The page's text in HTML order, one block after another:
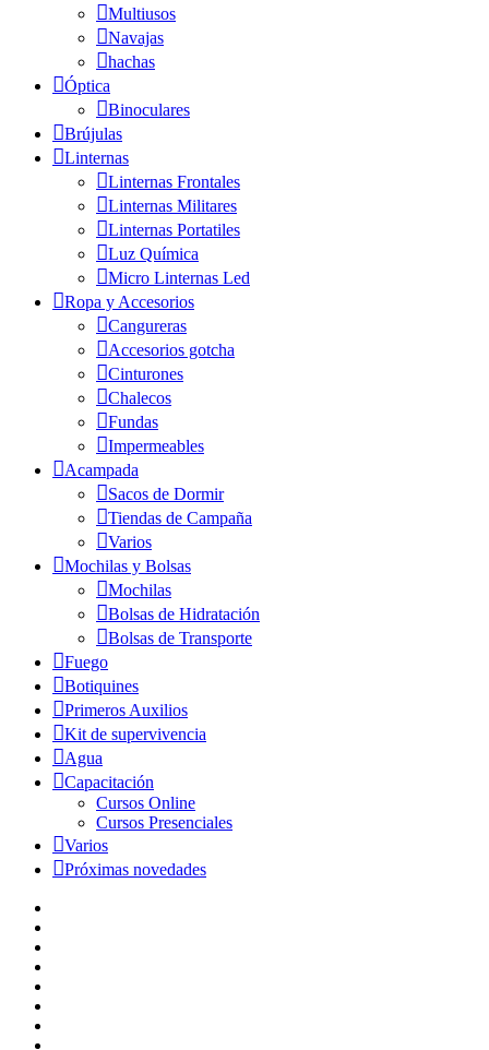
Multiusos
Navajas
hachas
Óptica
Binoculares
Brújulas
Linternas
Linternas Frontales
Linternas Militares
Linternas Portatiles
Luz Química
Micro Linternas Led
Ropa y Accesorios
Cangureras
Accesorios gotcha
Cinturones
Chalecos
Fundas
Impermeables
Acampada
Sacos de Dormir
Tiendas de Campaña
Varios
Mochilas y Bolsas
Mochilas
Bolsas de Hidratación
Bolsas de Transporte
Fuego
Botiquines
Primeros Auxilios
Kit de supervivencia
Agua
Capacitación
Cursos Online
Cursos Presenciales
Varios
Próximas novedades